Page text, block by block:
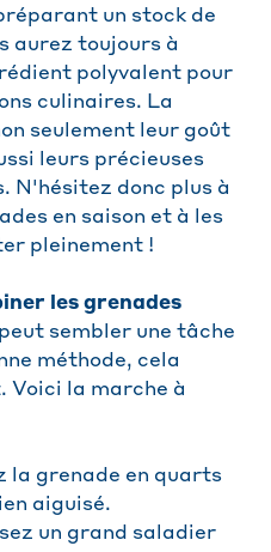
un stock de
aurez toujours à
polyvalent pour
culinaires. La
seulement leur goût
leurs précieuses
N'hésitez donc plus à
en saison et à les
pleinement !
les grenades
sembler une tâche
méthode, cela
Voici la marche à
la grenade en quarts
aiguisé.
un grand saladier